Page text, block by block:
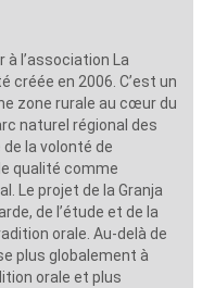
à l’association La
créée en 2006. C’est un
zone rurale au cœur du
naturel régional des
la volonté de
qualité comme
Le projet de la Granja
de l’étude et de la
orale. Au-delà de
plus globalement à
orale et plus